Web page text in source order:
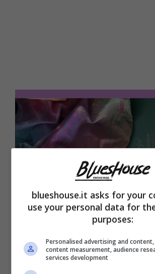
Il costume di Matilde (Blueshouse.it)
Per questo possiamo ammirare
blueshouse.it asks for your
use your personal data for
purposes:
Personalised advertising and
content measurement, audience
services development